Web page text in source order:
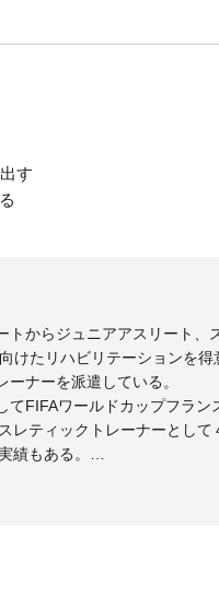
す
トからジュニアアスリート、
けたリハビリテーションを
ナーを派遣している。
てFIFAワールドカップフラン
レティックトレーナーとし
績もある。
る」を企業理念として掲げ